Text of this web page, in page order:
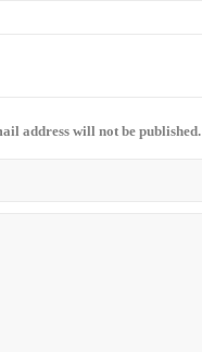
address will not be published.